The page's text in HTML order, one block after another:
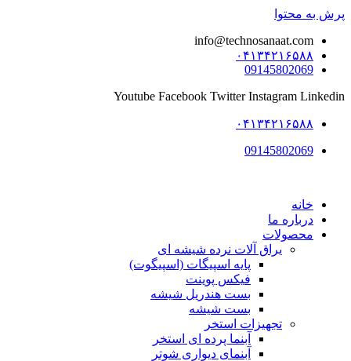
پرش به محتوا
info@technosanaat.com
۰۴۱۳۴۲۱۶۵۸۸
09145802069
Youtube Facebook Twitter Instagram Linkedin
۰۴۱۳۴۲۱۶۵۸۸
09145802069
خانه
درباره ما
محصولات
یراق آلات نرده شیشه ای
پایه اسپیگات (اسپیگوت)
فیکس پوینت
بست هندریل شیشه
بست شیشه
تجهیزات استخر
آبنما پرده ای استخر
آبنمای دیواری شوتر